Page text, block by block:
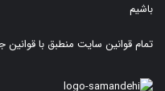
باشیم
تمام قوانین سایت منطبق با